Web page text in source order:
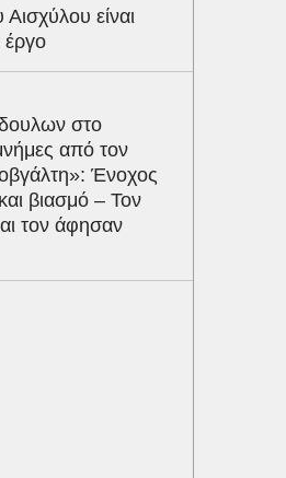
είναι
έργο
στο
από τον
Ένοχος
βιασμό – Τον
τον άφησαν